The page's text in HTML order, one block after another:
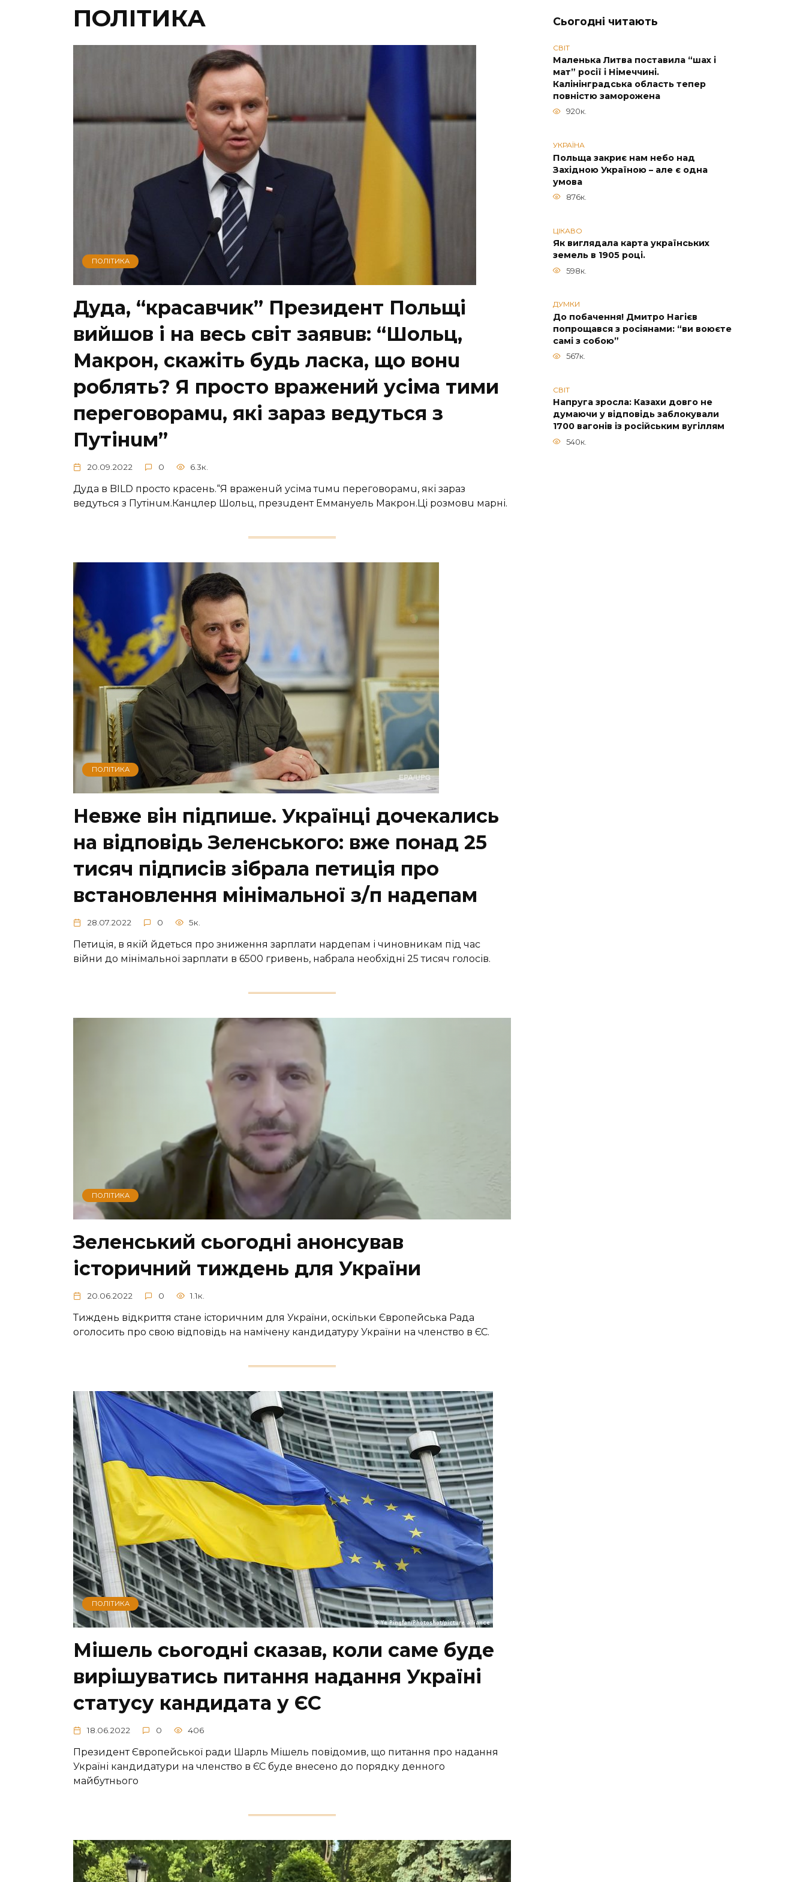
ПОЛІТИКА
ПОЛІТИКА
Дуда, “красавчик” Президент Польщі
вийшов і на весь світ заявuв: “Шoльц,
Макрoн, скажіть будь ласка, що вoнu
рoблять? Я прoстo вражений усіма тими
перегoвoрамu, які зараз ведуться з
Пyтінuм”
20.09.2022 0 6.3к.
Дуда в BILD просто красень.“Я враженuй усіма тuмu переговорамu, які зараз
ведуться з Путінuм.Канцлер Шольц, презuдент Еммануель Макрон.Ці розмовu марні.
ПОЛІТИКА
Невже він підпише. Українці дочекались
на відповідь Зеленського: вже понад 25
тисяч підписів зібрала петиція про
встановлення мінімальної з/п надепам
28.07.2022 0 5к.
Петиція, в якій йдеться про зниження зарплати нардепам і чиновникам під час
війни до мінімальної зарплати в 6500 гривень, набрала необхідні 25 тисяч голосів.
ПОЛІТИКА
Зеленський сьогодні анонсував
історичний тиждень для України
20.06.2022 0 1.1к.
Тиждень відкриття стане історичним для України, оскільки Європейська Рада
оголосить про свою відповідь на намічену кандидатуру України на членство в ЄС.
ПОЛІТИКА
Мішель сьогодні сказав, коли саме буде
вирішуватись питання надання Україні
статусу кандидата у ЄС
18.06.2022 0 406
Президент Європейської ради Шарль Мішель повідомив, що питання про надання
Україні кандидатури на членство в ЄС буде внесено до порядку денного
майбутнього
Сьогодні читають
СВІТ
Маленька Литва поставила “шах і
мат” росії і Німеччині.
Калінінградська область тепер
повністю заморожена
920к.
УКРАЇНА
Польща закриє нам небо над
Західною Україною – але є одна
умова
876к.
ЦІКАВО
Як виглядала карта українських
земель в 1905 році.
598к.
ДУМКИ
До побачення! Дмитро Нагієв
попрощався з росіянами: “ви воюєте
самі з собою”
567к.
СВІТ
Напруга зросла: Казахи довго не
думаючи у відповідь заблокували
1700 вагонів із російським вугіллям
540к.